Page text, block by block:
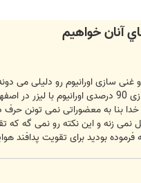
سازی اورانیوم رو دلیلی می
ببین.
بنا به معضوراتی نمی تونن
زنه و این نکته رو نمی گه که
بودید برای تقویت پدافند